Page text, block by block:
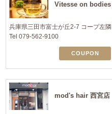
Vitesse on bodies
兵庫県三田市富士が丘2-7 コープ左隣
Tel 079-562-9100
COUPON
mod's hair 西宮店